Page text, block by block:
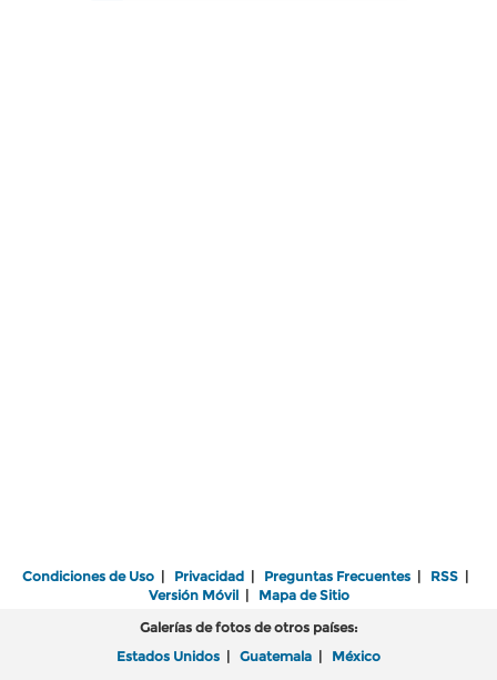
Condiciones de Uso | Privacidad | Preguntas Frecuentes | RSS |
Versión Móvil| Mapa de Sitio
Galerías de fotos de otros países:
Estados Unidos | Guatemala | México